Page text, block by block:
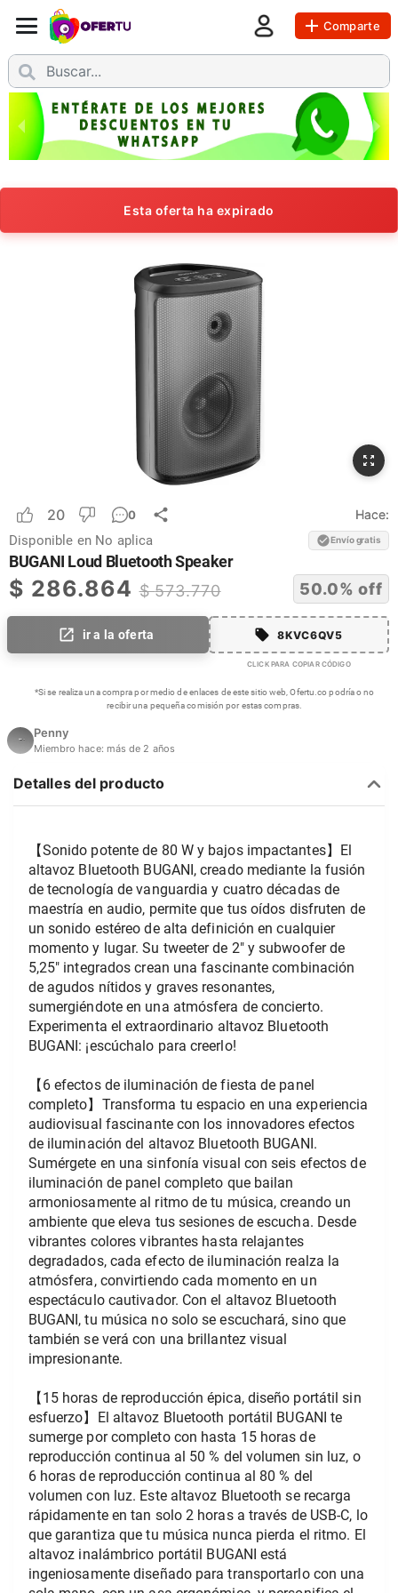
Comparte
Esta oferta ha expirado
20 0 Hace:
Disponible en No aplica Envío gratis
BUGANI Loud Bluetooth Speaker
$ 286.864 $573.770 50.0% off
ir a la oferta 8KVC6QV5
CLICK PARA COPIAR CÓDIGO
*Si se realiza una compra por medio de enlaces de este sitio web, Ofertu.co podría o no
recibir una pequeña comisión por estas compras.
Penny
Miembro hace: más de 2 años
Detalles del producto
【Sonido potente de 80 W y bajos impactantes】El
altavoz Bluetooth BUGANI, creado mediante la fusión
de tecnología de vanguardia y cuatro décadas de
maestría en audio, permite que tus oídos disfruten de
un sonido estéreo de alta definición en cualquier
momento y lugar. Su tweeter de 2" y subwoofer de
5,25" integrados crean una fascinante combinación
de agudos nítidos y graves resonantes,
sumergiéndote en una atmósfera de concierto.
Experimenta el extraordinario altavoz Bluetooth
BUGANI: ¡escúchalo para creerlo!
【6 efectos de iluminación de fiesta de panel
completo】Transforma tu espacio en una experiencia
audiovisual fascinante con los innovadores efectos
de iluminación del altavoz Bluetooth BUGANI.
Sumérgete en una sinfonía visual con seis efectos de
iluminación de panel completo que bailan
armoniosamente al ritmo de tu música, creando un
ambiente que eleva tus sesiones de escucha. Desde
vibrantes colores vibrantes hasta relajantes
degradados, cada efecto de iluminación realza la
atmósfera, convirtiendo cada momento en un
espectáculo cautivador. Con el altavoz Bluetooth
BUGANI, tu música no solo se escuchará, sino que
también se verá con una brillantez visual
impresionante.
【15 horas de reproducción épica, diseño portátil sin
esfuerzo】El altavoz Bluetooth portátil BUGANI te
sumerge por completo con hasta 15 horas de
reproducción continua al 50 % del volumen sin luz, o
6 horas de reproducción continua al 80 % del
volumen con luz. Este altavoz Bluetooth se recarga
rápidamente en tan solo 2 horas a través de USB-C, lo
que garantiza que tu música nunca pierda el ritmo. El
altavoz inalámbrico portátil BUGANI está
ingeniosamente diseñado para transportarlo con una